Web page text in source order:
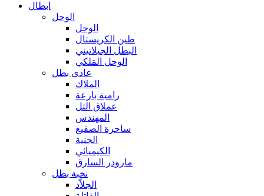
ابطال
الوحل
الوحل
طين الكريستال
البطل الجيلاتيني
الوحل المَلكي
عادي بطل
الملاك
رامية بارعة
عملاق التل
المهندس
ساحرة الصقيع
الجنية
الكيميائي
مارودر السارق
نخبة بطل
الجلاّد